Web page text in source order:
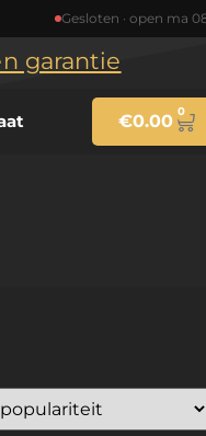
Gesloten · open ma
garantie
€0.00 0